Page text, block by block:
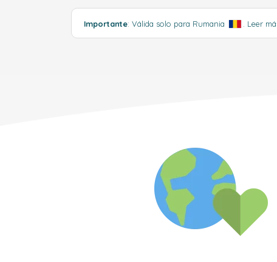
Importante: Válida solo para Rumania Leer